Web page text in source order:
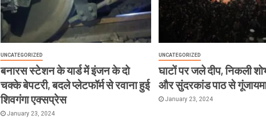
UNCATEGORIZED
बनारस स्टेशन के यार्ड में इंजन के दो
चक्के बेपटरी, बदले प्लेटफॉर्म से रवाना हुई
शिवगंगा एक्सप्रेस
January 23, 2024
UNCATEGORIZED
घाटों पर जले दीप, निकली
और सुंदरकांड पाठ से
January 23, 2024